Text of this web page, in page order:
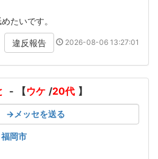
たいです。
違反報告 2026-08-06 13:27:01
- 【ウケ /20代 】
→メッセを送る
福岡市